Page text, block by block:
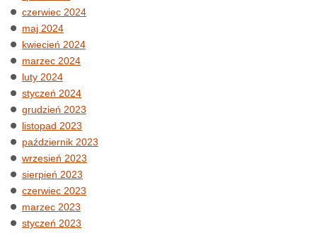
czerwiec 2024
maj 2024
kwiecień 2024
marzec 2024
luty 2024
styczeń 2024
grudzień 2023
listopad 2023
październik 2023
wrzesień 2023
sierpień 2023
czerwiec 2023
marzec 2023
styczeń 2023